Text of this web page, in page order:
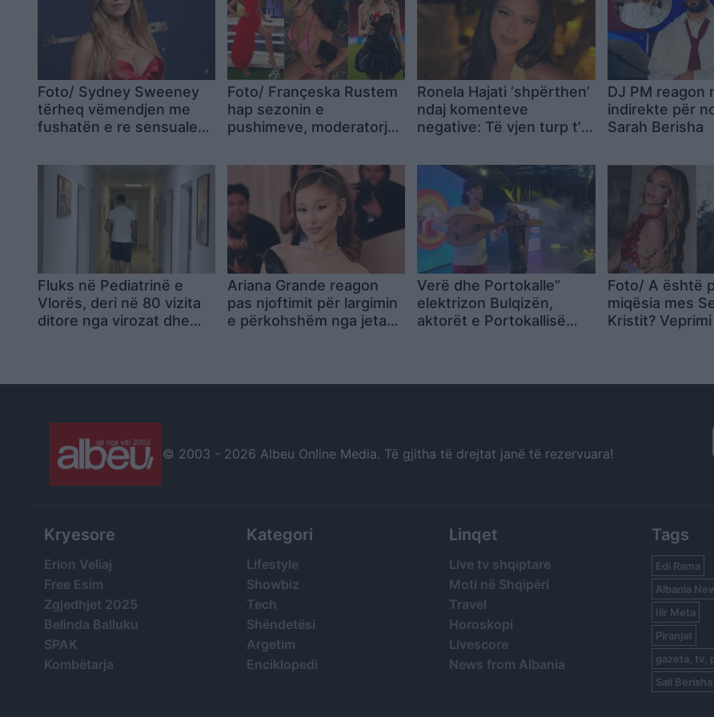
Foto/ Sydney Sweeney
tërheq vëmendjen me
fushatën e re sensuale
Foto/ Françeska Rustem
hap sezonin e
pushimeve, moderatorja
vëmendjen me pozat nga
deti
Ronela Hajati ‘shpërthen’
ndaj komenteve
negative: Të vjen turp t’i
DJ PM reagon
indirekte për
Sarah Berisha
Fluks në Pediatrinë e
Vlorës, deri në 80 vizita
ditore nga virozat dhe
Ariana Grande reagon
pas njoftimit për largimin
e përkohshëm nga jeta
Verë dhe Portokalle”
elektrizon Bulqizën,
aktorët e Portokallisë
Foto/ A është
miqësia mes
Kristit?
© 2003 - 2026 Albeu Online Media. Të gjitha të drejtat janë të rezervuara!
Kryesore
Erion Veliaj
Free Esim
Zgjedhjet 2025
Belinda Balluku
SPAK
Kombëtarja
Kategori
Lifestyle
Showbiz
Tech
Shëndetësi
Argetim
Enciklopedi
Linqet
Live tv shqiptare
Moti në Shqipëri
Travel
Horoskopi
Livescore
News from Albania
Tags
Edi Rama
Albania
Ilir Meta
Piranjat
gazeta, tv,
Sali Berisha